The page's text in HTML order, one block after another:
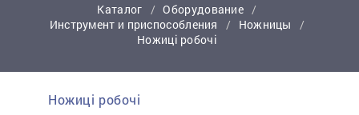
Каталог
Оборудование
Инструмент и приспособления
Ножницы
Ножиці робочі
Ножиці робочі
Контактный телефон:*